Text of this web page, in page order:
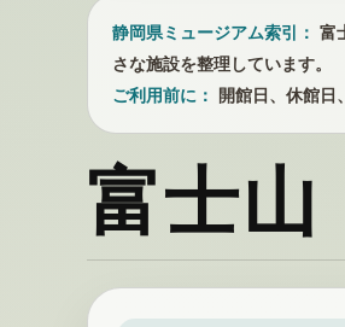
静岡県ミュージアム索引： 富
さな施設を整理しています。
ご利用前に：
開館日、休館日
富士山